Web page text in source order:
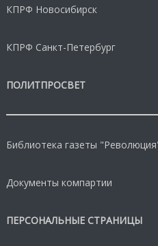
КПРФ Новосибирск
КПРФ Санкт-Петербург
ПОЛИТПРОСВЕТ
Библиотека газеты
Документы компартии
ПЕРСОНАЛЬНЫЕ СТРАНИЦЫ